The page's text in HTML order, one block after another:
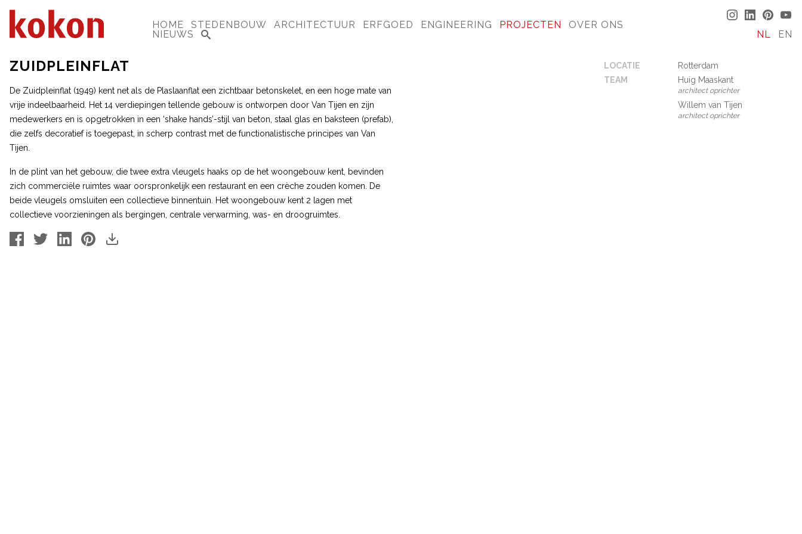
HOME STEDENBOUW ARCHITECTUUR ERFGOED ENGINEERING PROJECTEN
OVER ONS
NIEUWS
NL EN
ZUIDPLEINFLAT
De Zuidpleinflat (1949) kent net als de Plaslaanflat een zichtbaar betonskelet, en een hoge mate van
vrije indeelbaarheid. Het 14 verdiepingen tellende gebouw is ontworpen door Van Tijen en zijn
medewerkers en is opgetrokken in een ‘shake hands’-stijl van beton, staal glas en baksteen (prefab),
die zelfs decoratief is toegepast, in scherp contrast met de functionalistische principes van Van
Tijen.
In de plint van het gebouw, die twee extra vleugels haaks op de het woongebouw kent, bevinden
zich commerciële ruimtes waar oorspronkelijk een restaurant en een crèche zouden komen. De
beide vleugels omsluiten een collectieve binnentuin. Het woongebouw kent 2 lagen met
collectieve voorzieningen als bergingen, centrale verwarming, was- en droogruimtes.
LOCATIE
Rotterdam
TEAM
Huig Maaskant
architect oprichter
Willem van Tijen
architect oprichter